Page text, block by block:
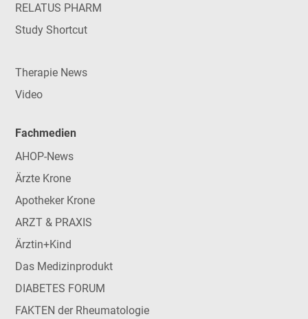
RELATUS PHARM
Study Shortcut
Therapie News
Video
Fachmedien
AHOP-News
Ärzte Krone
Apotheker Krone
ARZT & PRAXIS
Ärztin+Kind
Das Medizinprodukt
DIABETES FORUM
FAKTEN der Rheumatologie